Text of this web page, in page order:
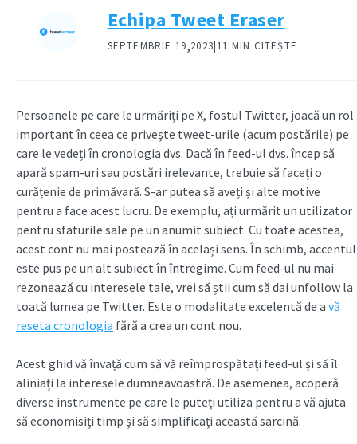
Echipa Tweet Eraser
SEPTEMBRIE 19,2023|11 MIN CITEȘTE
Persoanele pe care le urmăriți pe X, fostul Twitter, joacă un rol
important în ceea ce privește tweet-urile (acum postările) pe
care le vedeți în cronologia dvs. Dacă în feed-ul dvs. încep să
apară spam-uri sau postări irelevante, trebuie să faceți o
curățenie de primăvară. S-ar putea să aveți și alte motive
pentru a face acest lucru. De exemplu, ați urmărit un utilizator
pentru sfaturile sale pe un anumit subiect. Cu toate acestea,
acest cont nu mai postează în același sens. În schimb, accentul
este pus pe un alt subiect în întregime. Cum feed-ul nu mai
rezonează cu interesele tale, vrei să știi cum să dai unfollow la
toată lumea pe Twitter. Este o modalitate excelentă de a vă
reseta cronologia fără a crea un cont nou.
Acest ghid vă învață cum să vă reîmprospătați feed-ul și să îl
aliniați la interesele dumneavoastră. De asemenea, acoperă
diverse instrumente pe care le puteți utiliza pentru a vă ajuta
să economisiți timp și să simplificați această sarcină.